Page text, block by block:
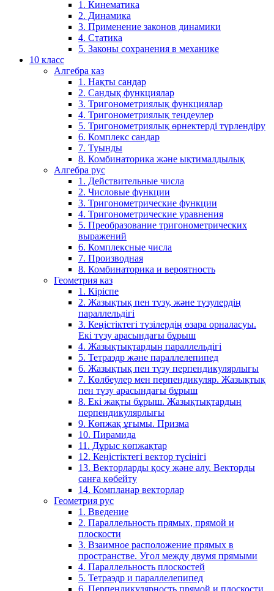
1. Кинематика
2. Динамика
3. Применение законов динамики
4. Статика
5. Законы сохранения в механике
10 класс
Алгебра каз
1. Нақты сандар
2. Сандық функциялар
3. Тригонометриялық функциялар
4. Тригонометриялық теңдеулер
5. Тригонометриялық өрнектерді түрлендіру
6. Комплекс сандар
7. Туынды
8. Комбинаторика және ықтималдылық
Алгебра рус
1. Действительные числа
2. Числовые функции
3. Тригонометрические функции
4. Тригонометрические уравнения
5. Преобразование тригонометрических
выражений
6. Комплексные числа
7. Производная
8. Комбинаторика и вероятность
Геометрия каз
1. Кіріспе
2. Жазықтық пен түзу, және түзулердің
параллельдігі
3. Кеңістіктегі түзілердің өзара орналасуы.
Екі түзу арасындағы бұрыш
4. Жазықтықтардың параллельдігі
5. Тетраэдр және параллелепипед
6. Жазықтық пен түзу перпендикулярлығы
7. Көлбеулер мен перпендикуляр. Жазықтық
пен түзу арасындағы бұрыш
8. Екі жақты бұрыш. Жазықтықтардың
перпендикулярлығы
9. Көпжақ ұғымы. Призма
10. Пирамида
11. Дұрыс көпжақтар
12. Кеңістіктегі вектор түсінігі
13. Векторларды қосу және алу. Векторды
санға көбейту
14. Компланар векторлар
Геометрия рус
1. Введение
2. Параллельность прямых, прямой и
плоскости
3. Взаимное расположение прямых в
пространстве. Угол между двумя прямыми
4. Параллельность плоскостей
5. Тетраэдр и параллелепипед
6. Перпендикулярность прямой и плоскости